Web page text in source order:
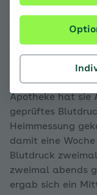
Beschwerden
Andreas‘ Frau
berufliche
seinen großen
Apotheke hat sie
geprüftes
Heimmessung
damit eine
Blutdruck
zweimal abends
ergab sich ein